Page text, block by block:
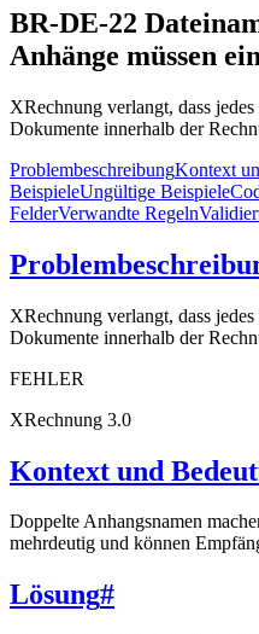
BR-DE-22
Anhänge müssen
XRechnung verlangt, dass
Dokumente innerhalb der
ProblembeschreibungKontext
BeispieleUngültige Beispiele
FelderVerwandte Regeln
XRechnung verlangt, dass
Dokumente innerhalb der
FEHLER
XRechnung 3.0
Kontext und
Doppelte Anhangsnamen
mehrdeutig und können
Lösung#